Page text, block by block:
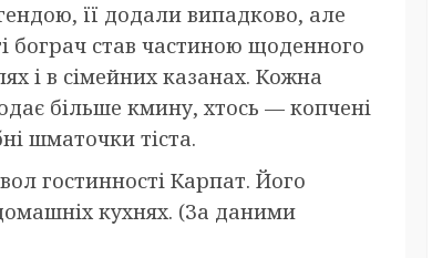
її додали випадково, але
бограч став частиною щоденного
і в сімейних казанах. Кожна
більше кмину, хтось — копчені
шматочки тіста.
гостинності Карпат. Його
кухнях. (За даними